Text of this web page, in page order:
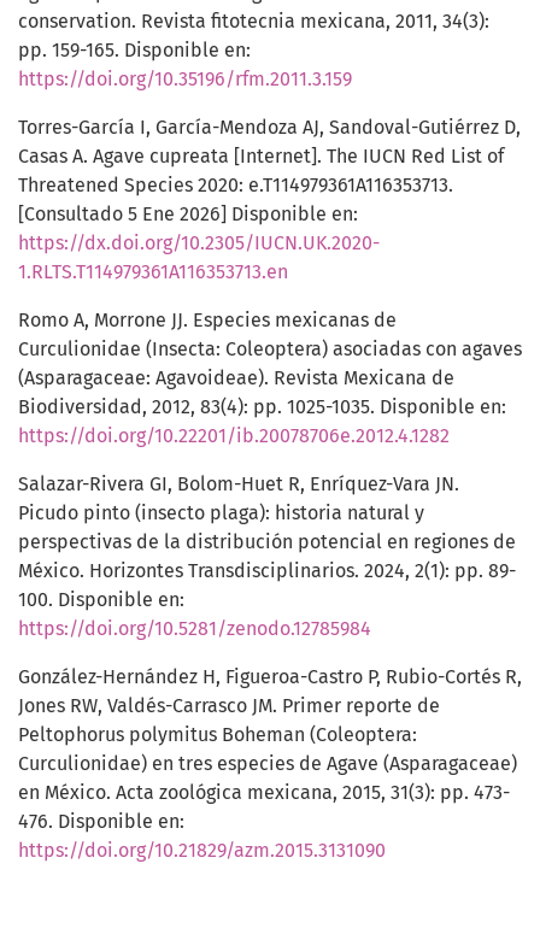
conservation. Revista fitotecnia mexicana, 2011, 34(3):
pp. 159-165. Disponible en:
https://doi.org/10.35196/rfm.2011.3.159
Torres-García I, García-Mendoza AJ, Sandoval-Gutiérrez D,
Casas A. Agave cupreata [Internet]. The IUCN Red List of
Threatened Species 2020: e.T114979361A116353713.
[Consultado 5 Ene 2026] Disponible en:
https://dx.doi.org/10.2305/IUCN.UK.2020-
1.RLTS.T114979361A116353713.en
Romo A, Morrone JJ. Especies mexicanas de
Curculionidae (Insecta: Coleoptera) asociadas con agaves
(Asparagaceae: Agavoideae). Revista Mexicana de
Biodiversidad, 2012, 83(4): pp. 1025-1035. Disponible en:
https://doi.org/10.22201/ib.20078706e.2012.4.1282
Salazar-Rivera GI, Bolom-Huet R, Enríquez-Vara JN.
Picudo pinto (insecto plaga): historia natural y
perspectivas de la distribución potencial en regiones de
México. Horizontes Transdisciplinarios. 2024, 2(1): pp. 89-
100. Disponible en:
https://doi.org/10.5281/zenodo.12785984
González-Hernández H, Figueroa-Castro P, Rubio-Cortés R,
Jones RW, Valdés-Carrasco JM. Primer reporte de
Peltophorus polymitus Boheman (Coleoptera:
Curculionidae) en tres especies de Agave (Asparagaceae)
en México. Acta zoológica mexicana, 2015, 31(3): pp. 473-
476. Disponible en:
https://doi.org/10.21829/azm.2015.3131090